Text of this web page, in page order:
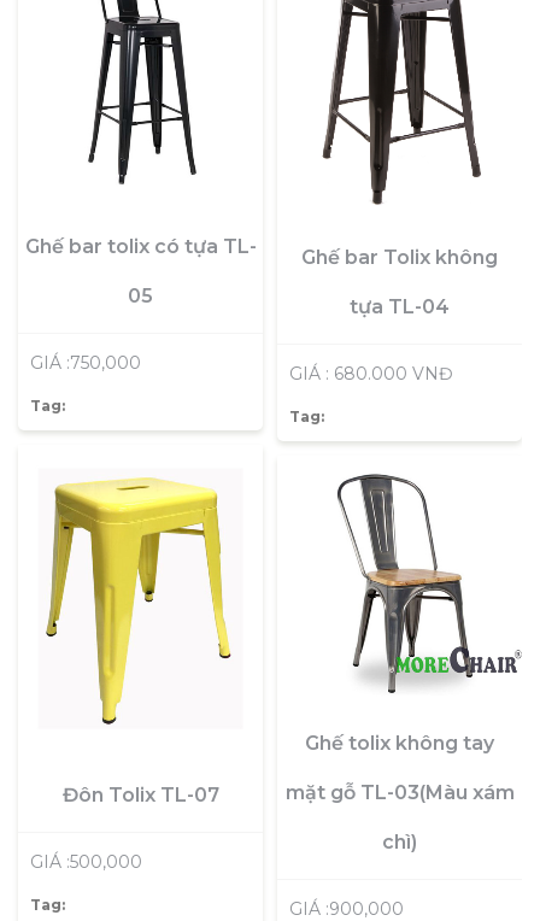
Ghế bar tolix có tựa TL-
05
GIÁ :750,000
Tag:
Ghế bar Tolix không
tựa TL-04
GIÁ : 680.000 VNĐ
Tag:
Đôn Tolix TL-07
GIÁ :500,000
Tag:
Ghế tolix không tay
mặt gỗ TL-03(Màu xám
chì)
GIÁ :900,000